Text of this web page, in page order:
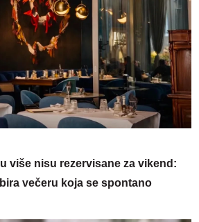
više nisu rezervisane za vikend:
večeru koja se spontano